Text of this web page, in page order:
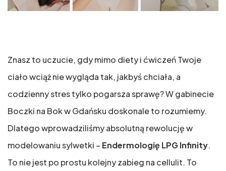
Znasz to uczucie, gdy mimo diety i ćwiczeń Twoje
ciało wciąż nie wygląda tak, jakbyś chciała, a
codzienny stres tylko pogarsza sprawę? W gabinecie
Boczki na Bok w Gdańsku doskonale to rozumiemy.
Dlatego wprowadziliśmy absolutną rewolucję w
modelowaniu sylwetki – Endermologię LPG Infinity.
To nie jest po prostu kolejny zabieg na cellulit. To